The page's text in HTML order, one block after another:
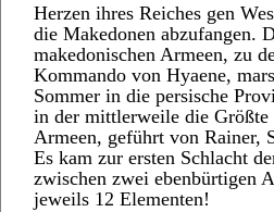
Herzen ihres Reiches gen
die Makedonen abzufangen.
makedonischen Armeen, zu
Kommando von Hyaene,
Sommer in die persische
in der mittlerweile die Größte
Armeen, geführt von Rainer,
Es kam zur ersten Schlacht
zwischen zwei ebenbürtigen
jeweils 12 Elementen!